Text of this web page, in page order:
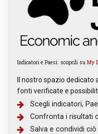
Indicatori e Paesi: scoprili su My
Il nostro spazio
fonti verificate e
Scegli indicatori,
Confronta i risultati
Salva e condividi